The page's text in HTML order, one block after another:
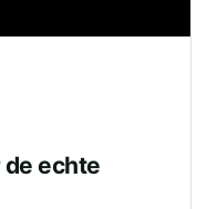
echte